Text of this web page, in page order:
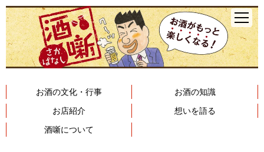
お酒の文化・行事
お酒の知識
お店紹介
想いを語る
酒噺について